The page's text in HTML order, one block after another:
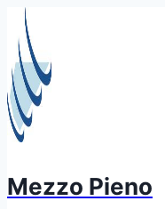
Salta
al
contenuto
Mezzo Pieno